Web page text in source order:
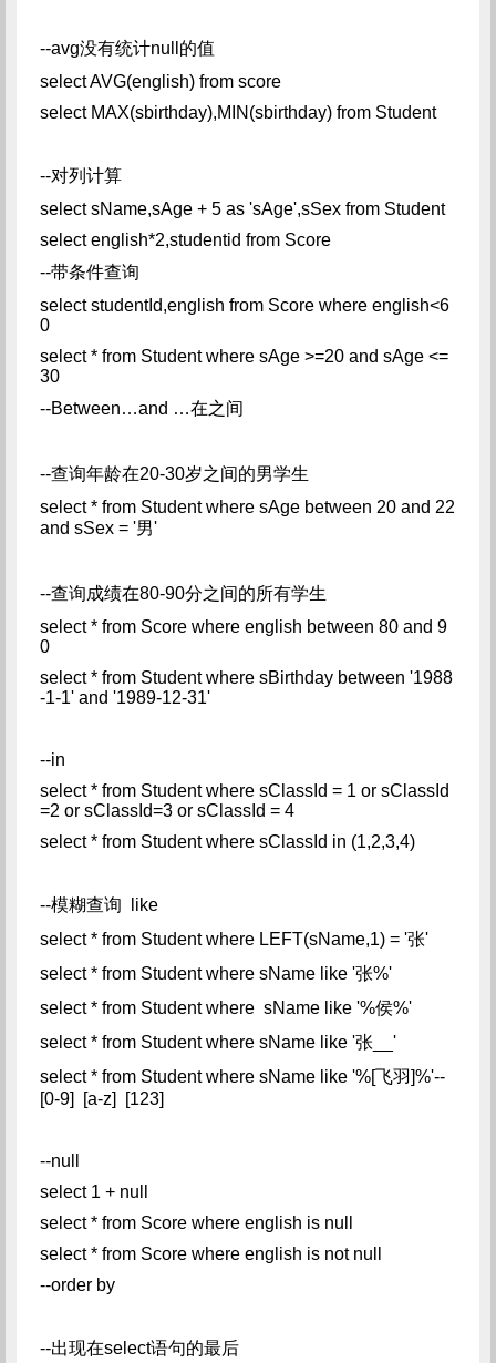
--avg没有统计null的值
select AVG(english) from score
select MAX(sbirthday),MIN(sbirthday) from Student
--对列计算
select sName,sAge + 5 as 'sAge',sSex from Student
select english*2,studentid from Score
--带条件查询
select studentId,english from Score where english<6
0
select * from Student where sAge >=20 and sAge <=
30
--Between…and …在之间
--查询年龄在20-30岁之间的男学生
select * from Student where sAge between 20 and 22
and sSex = '男'
--查询成绩在80-90分之间的所有学生
select * from Score where english between 80 and 9
0
select * from Student where sBirthday between '1988
-1-1' and '1989-12-31'
--in
select * from Student where sClassId = 1 or sClassId
=2 or sClassId=3 or sClassId = 4
select * from Student where sClassId in (1,2,3,4)
--模糊查询 like
select * from Student where LEFT(sName,1) = '张'
select * from Student where sName like '张%'
select * from Student where sName like '%侯%'
select * from Student where sName like '张__'
select * from Student where sName like '%[飞羽]%'--
[0-9] [a-z] [123]
--null
select 1 + null
select * from Score where english is null
select * from Score where english is not null
--order by
--出现在select语句的最后